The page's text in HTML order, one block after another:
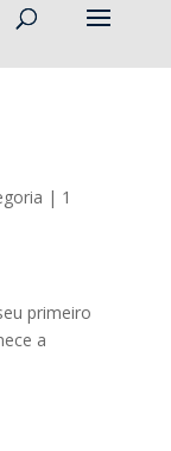
| 1
primeiro
a